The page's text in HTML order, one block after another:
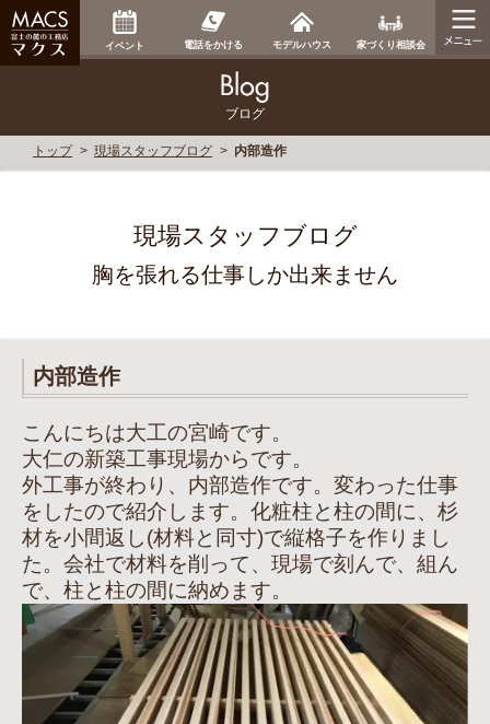
イベント 電話をかける モデルハウス 家づくり相談会
ブログ
トップ 現場スタッフブログ 内部造作
現場スタッフブログ
胸を張れる仕事しか出来ません
内部造作
こんにちは大工の宮崎です。
大仁の新築工事現場からです。
外工事が終わり、内部造作です。変わった仕事
をしたので紹介します。化粧柱と柱の間に、杉
材を小間返し(材料と同寸)で縦格子を作りまし
た。会社で材料を削って、現場で刻んで、組ん
で、柱と柱の間に納めます。